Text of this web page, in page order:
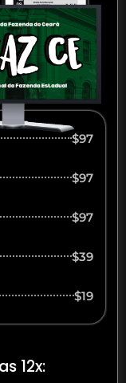
$97
$97
$97
$39
$19
12x: